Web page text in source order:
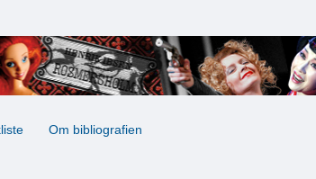
Om bibliografien